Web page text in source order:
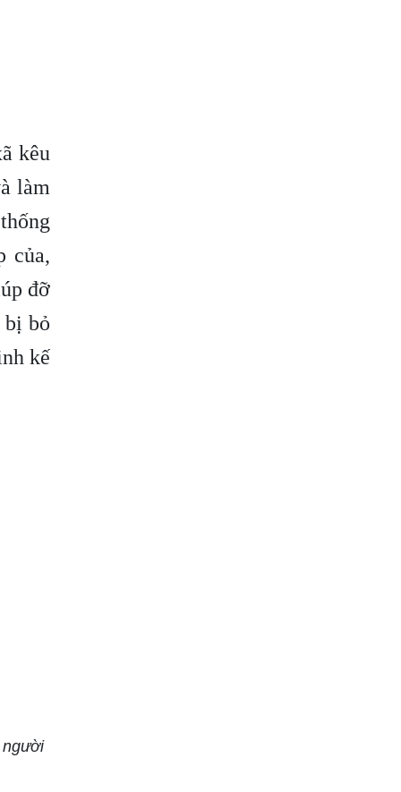
kêu
làm
của,
đỡ
bị bỏ
kế
người